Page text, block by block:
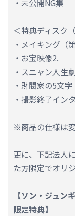
・未公開NG集
＜特典ディスク
・メイキング（
・お宝映像2.
・スニャン人生
・財閥家の5文
・撮影終了イン
※商品の仕様は
更に、下記法人
た方限定でオリ
【ソン・ジュン
限定特典】